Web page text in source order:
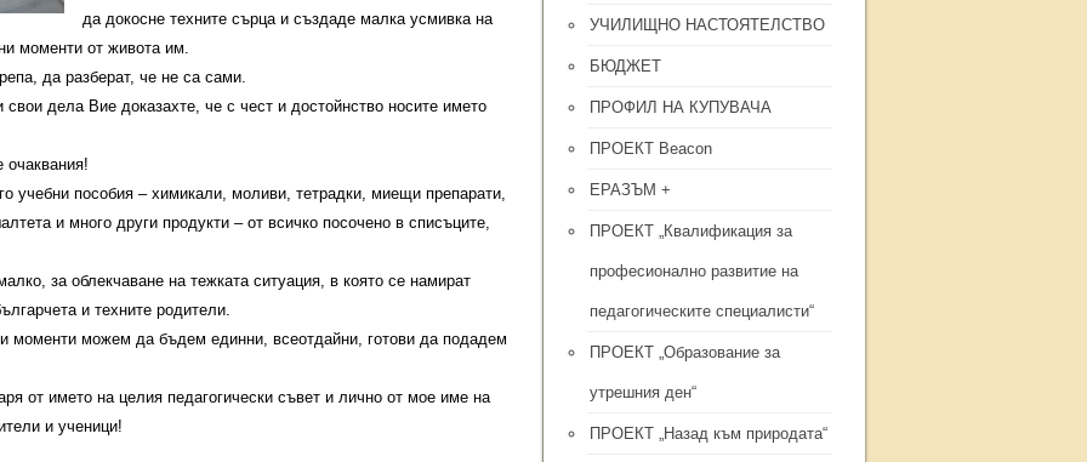
да докосне техните сърца и създаде малка усмивка на
моменти от живота им.
да разберат, че не са сами.
дела Вие доказахте, че с чест и достойнство носите името
очаквания!
учебни пособия – химикали, моливи, тетрадки, миещи препарати,
и много други продукти – от всичко посочено в списъците,
за облекчаване на тежката ситуация, в която се намират
и техните родители.
моменти можем да бъдем единни, всеотдайни, готови да подадем
от името на целия педагогически съвет и лично от мое име на
и ученици!
УЧИЛИЩНО НАСТОЯТЕЛСТВО
БЮДЖЕТ
ПРОФИЛ НА КУПУВАЧА
ПРОЕКТ Beacon
ЕРАЗЪМ +
ПРОЕКТ „Квалификация за
професионално развитие на
педагогическите специалисти“
ПРОЕКТ „Образование за
утрешния ден“
ПРОЕКТ „Назад към природата“